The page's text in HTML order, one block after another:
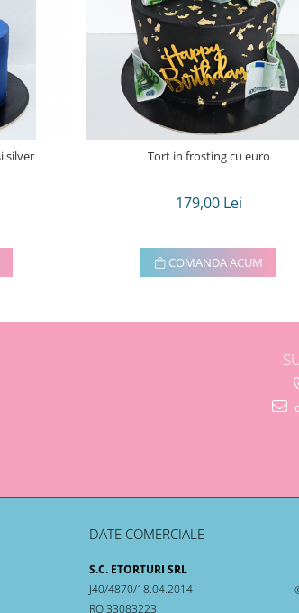
silver Tort in frosting cu euro
179,00 Lei
COMANDA ACUM
DATE COMERCIALE
S.C. ETORTURI SRL
J40/4870/18.04.2014
RO 33083223